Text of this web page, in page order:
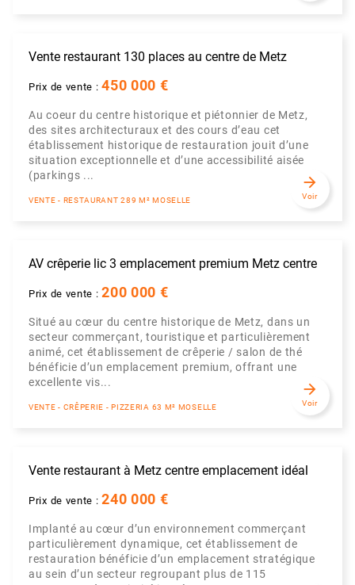
Vente restaurant 130 places au centre de Metz
Prix de vente :450 000 €
Au coeur du centre historique et piétonnier de Metz,
des sites architecturaux et des cours d’eau cet
établissement historique de restauration jouit d’une
situation exceptionnelle et d’une accessibilité aisée
(parkings ...
VENTE - RESTAURANT 289 M² MOSELLE
arrow_forward
Voir
AV crêperie lic 3 emplacement premium Metz centre
Prix de vente :200 000 €
Situé au cœur du centre historique de Metz, dans un
secteur commerçant, touristique et particulièrement
animé, cet établissement de crêperie / salon de thé
bénéficie d’un emplacement premium, offrant une
excellente vis...
VENTE - CRÊPERIE - PIZZERIA 63 M² MOSELLE
arrow_forward
Voir
Vente restaurant à Metz centre emplacement idéal
Prix de vente :240 000 €
Implanté au cœur d’un environnement commerçant
particulièrement dynamique, cet établissement de
restauration bénéficie d’un emplacement stratégique
au sein d’un secteur regroupant plus de 115